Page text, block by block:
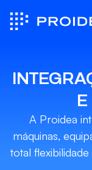
A Proidea
máquinas,
total